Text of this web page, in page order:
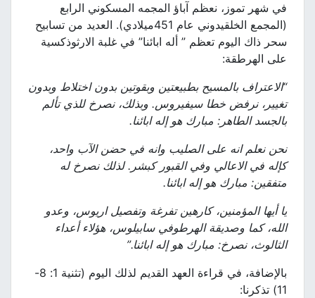
في شهر تموز، نعظم آباؤ المجمه المسكوني الرابع
(المجمع الخلقيدوني عام 451ميلادي). العديد من تسابيح
سحر ذاك اليوم تعظم ” أله ابائنا” في غلبة الارثوذكسية
على الهرطقة:
“الاعتراف بالمسيح بطبيعتين وبقوتين بدون اختلاط وبدون
تغيير، نرفض خطا سيفيروس. وبذلك، نصرخ للذي تألم
بالجسد الطاهر: مبارك هو إله ابائنا.
نحن نعلم انه على الصليب وانه في حضن الآب واحد،
كإله في الاعالي وفي القبور كبشر. لذلك نصرخ له
متفقين:مبارك هو إله ابائنا.
يا أيها المؤمنين، كارهين تفرغة وتفصيل اريوس، وعدو
الله، كما وصديقة الهرطوفي سابيلوس، هؤلاء أعداء
الثالوث، نصرخ:مبارك هو إله ابائنا.”
بالإضافة، في قراءة العهد القديم لذلك اليوم (تثنية 1: 8-